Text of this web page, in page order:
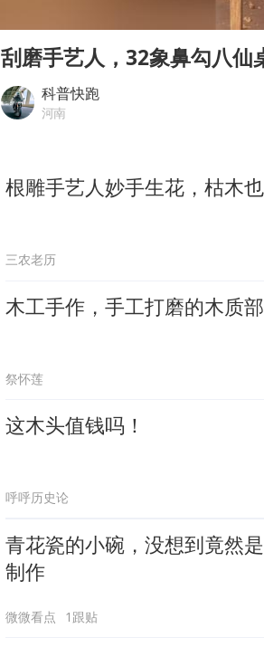
名创优品回应女
秋天的第一杯奶
我国外贸延续良
刮磨手艺人，32象鼻勾八仙
科普快跑
河南
根雕手艺人妙手生花，枯木
三农老历
木工手作，手工打磨的木质
祭怀莲
这木头值钱吗！
呼呼历史论
青花瓷的小碗，没想到竟然
制作
微微看点 1跟贴